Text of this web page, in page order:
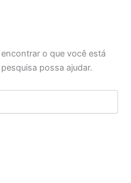
o que você está
possa ajudar.